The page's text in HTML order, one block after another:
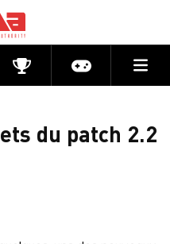
CompétitionsActu jeux
du patch 2.2